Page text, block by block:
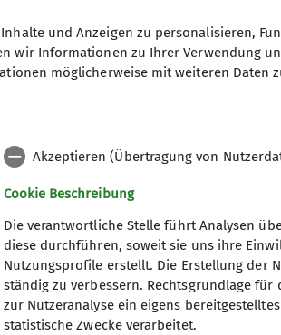
ins Tal hinein.
wir die Forststraße und biegen in
Nach diesem
nochmal ein kräftiger Anstieg,
Weg zurück zum Parkplatz.
Tages perfekt genutzt!
und Anzeigen zu personalisieren,
wir Informationen zu Ihrer Verwendung
möglicherweise mit weiteren Daten
Akzeptieren (Übertragung von
Cookie Beschreibung
Die verantwortliche Stelle führt Analysen
diese durchführen, soweit sie uns ihre
Nutzungsprofile erstellt. Die Erstellung der
ständig zu verbessern. Rechtsgrundlage für
zur Nutzeranalyse ein eigens
statistische Zwecke verarbeitet.